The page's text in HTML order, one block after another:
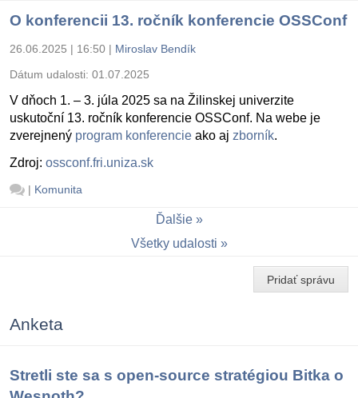
O konferencii 13. ročník konferencie OSSConf
26.06.2025 | 16:50 | Miroslav Bendík
Dátum udalosti: 01.07.2025
V dňoch 1. – 3. júla 2025 sa na Žilinskej univerzite
uskutoční 13. ročník konferencie OSSConf. Na webe je
zverejnený program konferencie ako aj zborník.
Zdroj: ossconf.fri.uniza.sk
| Komunita
Ďalšie
Všetky udalosti
Pridať správu
Anketa
Stretli ste sa s open-source stratégiou Bitka o